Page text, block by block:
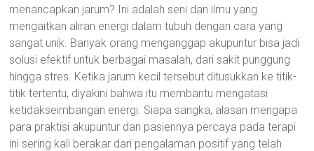
menancapkan jarum? Ini adalah seni dan ilmu yang
mengaitkan aliran energi dalam tubuh dengan cara yang
sangat unik. Banyak orang menganggap akupuntur bisa jadi
solusi efektif untuk berbagai masalah, dari sakit punggung
hingga stres. Ketika jarum kecil tersebut ditusukkan ke titik-
titik tertentu, diyakini bahwa itu membantu mengatasi
ketidakseimbangan energi. Siapa sangka, alasan mengapa
para praktisi akupuntur dan pasiennya percaya pada terapi
ini sering kali berakar dari pengalaman positif yang telah